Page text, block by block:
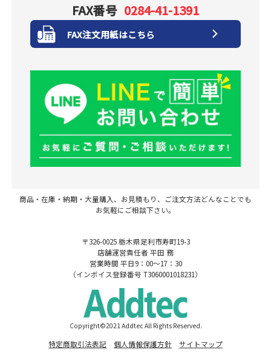
FAX番号 0284-41-1391
FAX注文用紙はこちら
商品・在庫・納期・大量購入、お見積もり、ご注文方法どんなことでも
お気軽にご相談下さい。
〒326-0025 栃木県足利市寿町19-3
店舗運営責任者 平田 務
営業時間 平日9：00～17：30
（インボイス登録番号 T3060001018231）
Copyright©2021 Addtec All Rights Reserved.
特定商取引法表記 個人情報保護方針 サイトマップ